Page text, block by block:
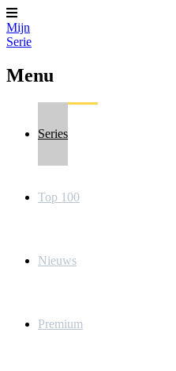
Mijn
Serie
Menu
Series
Top 100
Nieuws
Premium